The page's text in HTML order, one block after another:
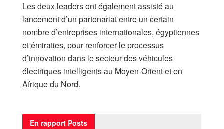
Les deux leaders ont également assisté au
lancement d’un partenariat entre un certain
nombre d’entreprises internationales, égyptiennes
et émiraties, pour renforcer le processus
d’innovation dans le secteur des véhicules
électriques intelligents au Moyen-Orient et en
Afrique du Nord.
En rapport Posts